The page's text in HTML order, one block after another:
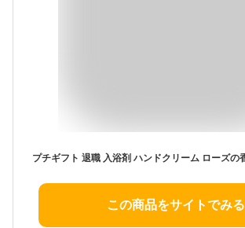
この商品をサイトでみる